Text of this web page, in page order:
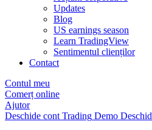
Updates
Blog
US earnings season
Learn TradingView
Sentimentul clienților
Contact
Contul meu
Comerț online
Ajutor
Deschide cont Trading Demo